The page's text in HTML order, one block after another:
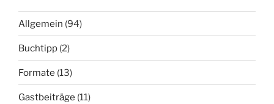
Allgemein (94)
Buchtipp (2)
Formate (13)
Gastbeiträge (11)